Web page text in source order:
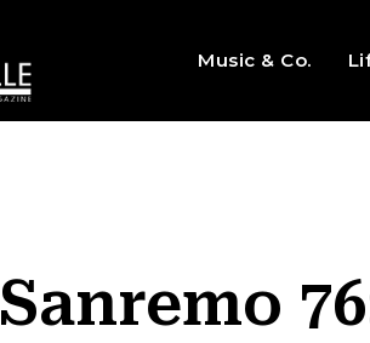
Music & Co.
Sanremo